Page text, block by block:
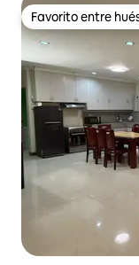
Favorito entre
Favorito entre